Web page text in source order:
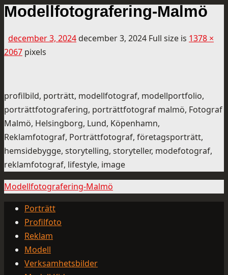
Modellfotografering-Malmö
december 3, 2024 december 3, 2024 Full size is 1378 ×
2067 pixels
profilbild, porträtt, modellfotograf, modellportfolio,
porträttfotografering, porträttfotograf malmö, Fotograf
Malmö, Helsingborg, Lund, Köpenhamn,
Reklamfotograf, Porträttfotograf, företagsporträtt,
hemsidebygge, storytelling, storyteller, modefotograf,
reklamfotograf, lifestyle, image
Modellfotografering-Malmö
Porträtt
Profilfoto
Reklam
Modell
Verksamhetsbilder